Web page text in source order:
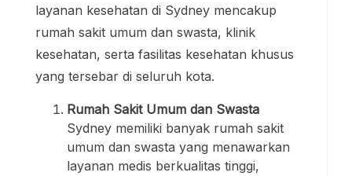
layanan kesehatan di Sydney mencakup
rumah sakit umum dan swasta, klinik
kesehatan, serta fasilitas kesehatan khusus
yang tersebar di seluruh kota.
Rumah Sakit Umum dan Swasta
Sydney memiliki banyak rumah sakit
umum dan swasta yang menawarkan
layanan medis berkualitas tinggi,